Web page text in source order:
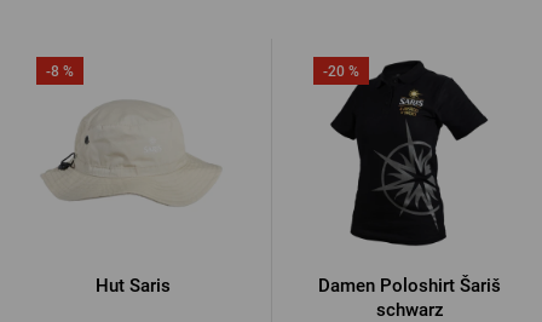
-8 %
Hut Saris
-20 %
Damen Poloshirt Šariš
schwarz